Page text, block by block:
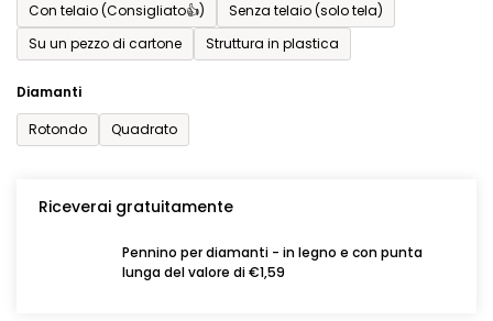
Con telaio (Consigliato👍)
Senza telaio (solo tela)
Su un pezzo di cartone
Struttura in plastica
Diamanti
Rotondo
Quadrato
Riceverai gratuitamente
Pennino per diamanti - in legno e con punta
lunga del valore di €1,59